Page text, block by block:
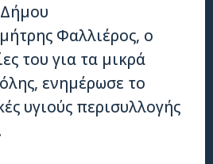
Φαλλιέρος, ο
του για τα μικρά
ενημέρωσε το
υγιούς περισυλλογής